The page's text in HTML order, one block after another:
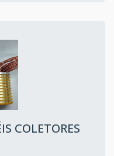
COLETORES